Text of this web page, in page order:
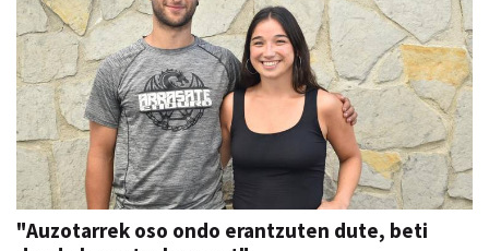
"Auzotarrek oso ondo erantzuten dute, beti
daude laguntzeko prest"
SORABILLAKO JAIAK 2026